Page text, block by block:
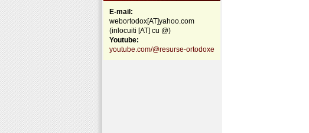
E-mail:
webortodox[AT]yahoo.com
(inlocuiti [AT] cu @)
Youtube:
youtube.com/@resurse-ortodoxe